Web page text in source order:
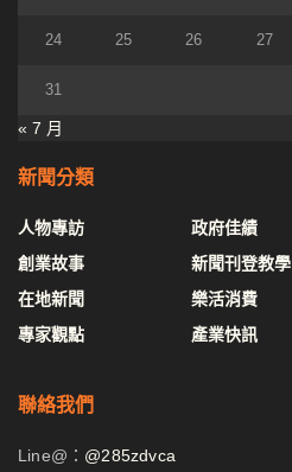
24 25 26 27
31
« 7 月
新聞分類
人物專訪
創業故事
在地新聞
專家觀點
政府佳績
新聞刊登教學
樂活消費
產業快訊
聯絡我們
Line@： @285zdvca